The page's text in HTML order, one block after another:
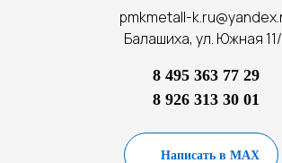
pmkmetall-
Балашиха, ул. Южная 11/
8 495 363 77 29
8 926 313 30 01
Написать в MAX